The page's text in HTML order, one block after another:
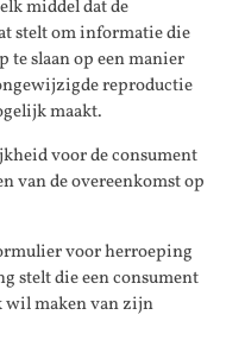
elk middel dat de
stelt om informatie die
te slaan op een manier
reproductie
maakt.
voor de consument
van de overeenkomst op
voor herroeping
stelt die een consument
wil maken van zijn